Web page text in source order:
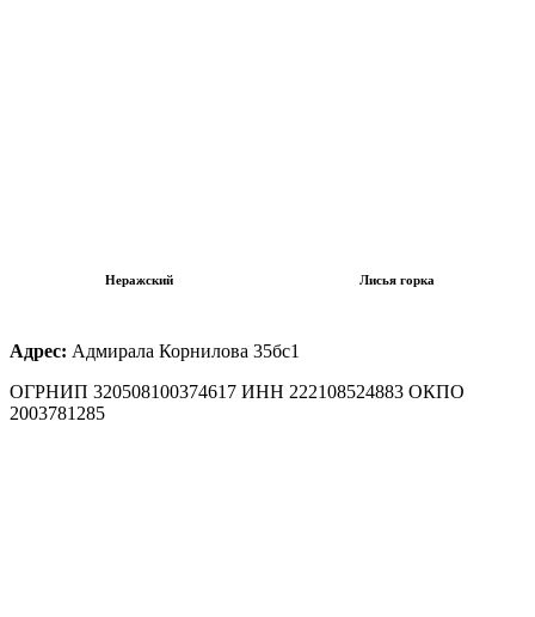
Неражский Лисья горка
Адрес: Адмирала Корнилова 35бс1
ОГРНИП 320508100374617 ИНН 222108524883 ОКПО
2003781285